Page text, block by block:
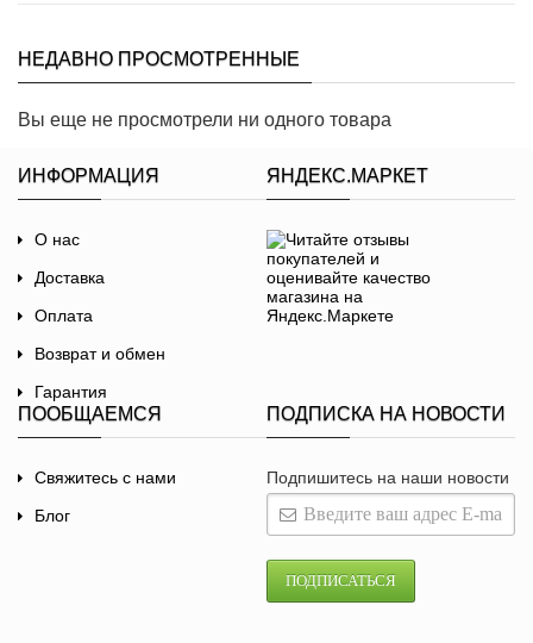
НЕДАВНО ПРОСМОТРЕННЫЕ
Вы еще не просмотрели ни одного товара
ИНФОРМАЦИЯ
О нас
Доставка
Оплата
Возврат и обмен
Гарантия
Договор-оферта
Политика
конфиденциальности
ЯНДЕКС.МАРКЕТ
ПООБЩАЕМСЯ
Свяжитесь с нами
Блог
ПОДПИСКА НА НОВОСТИ
Подпишитесь на наши новости
ПОДПИСАТЬСЯ